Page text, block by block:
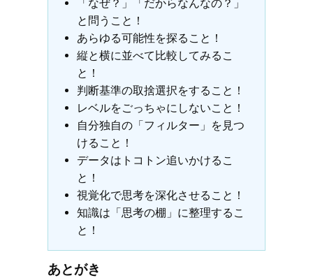
「なぜ？」「だからなんなの？」
と問うこと！
あらゆる可能性を探ること！
縦と横に並べて比較してみるこ
と！
判断基準の取捨選択をすること！
レベルをごっちゃにしないこと！
自分独自の「フィルター」を見つ
けること！
データはトコトン追いかけるこ
と！
視覚化で思考を深化させること！
知識は「思考の棚」に整理するこ
と！
あとがき